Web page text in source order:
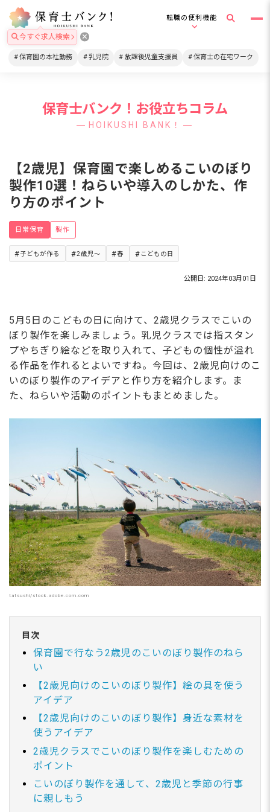
転職の便利機能
今すぐ求人検索
保育園の本社勤務 乳児院 放課後児童支援員 保育士の在宅ワーク
保育士バンク！お役立ちコラム
HOIKUSHI BANK！
【2歳児】保育園で楽しめるこいのぼり
製作10選！ねらいや導入のしかた、作
り方のポイント
日常保育 製作
子どもが作る 2歳児～ 春 こどもの日
公開日: 2024年03月01日
5月5日のこどもの日に向けて、2歳児クラスでこいの
ぼり製作を楽しみましょう。乳児クラスでは指スタン
プやちぎり絵などを取り入れて、子どもの個性が溢れ
る作品を作れるとよいですね。今回は、2歳児向けのこ
いのぼり製作のアイデアと作り方を紹介します。ま
た、ねらいや活動のポイントもまとめました。
tatsushi/stock.adobe.com.com
目次
保育園で行なう2歳児のこいのぼり製作のねら
い
【2歳児向けのこいのぼり製作】絵の具を使う
アイデア
【2歳児向けのこいのぼり製作】身近な素材を
使うアイデア
2歳児クラスでこいのぼり製作を楽しむための
ポイント
こいのぼり製作を通して、2歳児と季節の行事
に親しもう